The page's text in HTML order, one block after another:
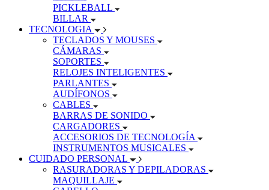
PICKLEBALL
BILLAR
TECNOLOGIA
TECLADOS Y MOUSES
CÁMARAS
SOPORTES
RELOJES INTELIGENTES
PARLANTES
AUDÍFONOS
CABLES
BARRAS DE SONIDO
CARGADORES
ACCESORIOS DE TECNOLOGÍA
INSTRUMENTOS MUSICALES
CUIDADO PERSONAL
RASURADORAS Y DEPILADORAS
MAQUILLAJE